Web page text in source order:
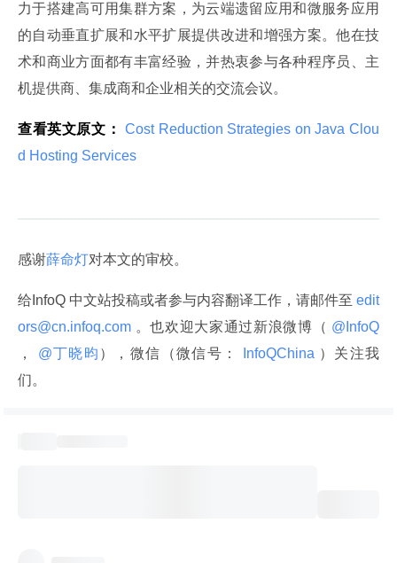
力于搭建高可用集群方案，为云端遗留应用和微服务应用
的自动垂直扩展和水平扩展提供改进和增强方案。他在技
术和商业方面都有丰富经验，并热衷参与各种程序员、主
机提供商、集成商和企业相关的交流会议。
查看英文原文：
Cost Reduction Strategies on Java Clou
d Hosting Services
感谢薛命灯对本文的审校。
给InfoQ 中文站投稿或者参与内容翻译工作，请邮件至 edit
ors@cn.infoq.com 。也欢迎大家通过新浪微博（
，
@丁晓昀 ），微信（微信号： InfoQChina ）关注我
们。